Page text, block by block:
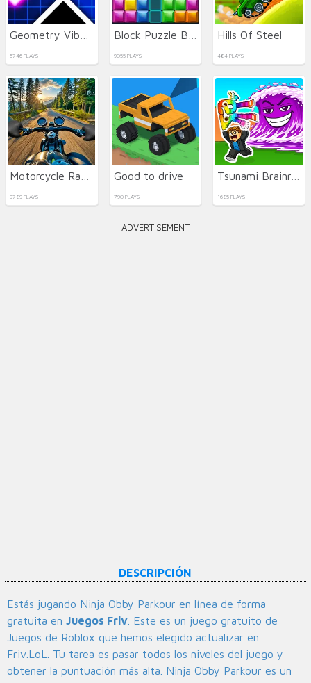
5746 PLAYS 9055 PLAYS
Hills Of Steel
484 PLAYS
9789 PLAYS
Good to drive
790 PLAYS
Tsunami Brainrots Online
1685 PLAYS
ADVERTISEMENT
DESCRIPCIÓN
Estás jugando Ninja Obby Parkour en línea de forma
gratuita en Juegos Friv . Este es un juego gratuito de
Juegos de Roblox que hemos elegido actualizar en
Friv.LoL. Tu tarea es pasar todos los niveles del juego y
obtener la puntuación más alta. Ninja Obby Parkour es un